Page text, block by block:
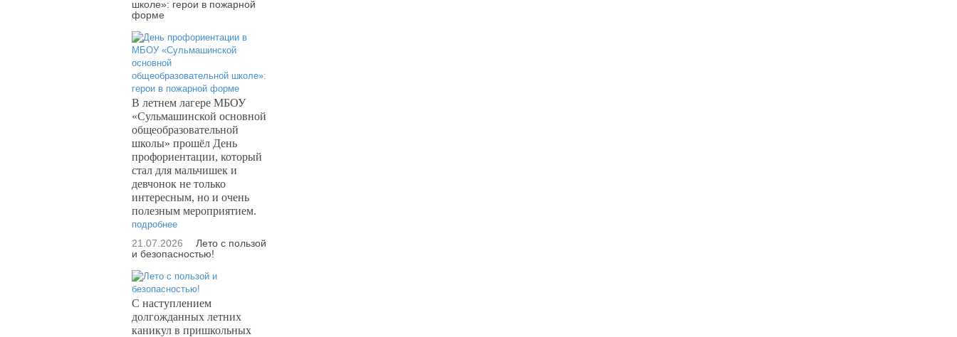
школе»: герои в пожарной
форме
В летнем лагере МБОУ
«Сульмашинской основной
общеобразовательной
школы» прошёл День
профориентации, который
стал для мальчишек и
девчонок не только
интересным, но и очень
полезным мероприятием.
подробнее
21.07.2026
Лето с пользой
и безопасностью!
С наступлением
долгожданных летних
каникул в пришкольных